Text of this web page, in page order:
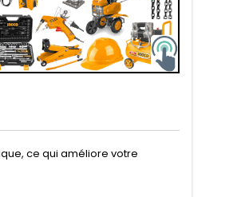
ce qui améliore votre